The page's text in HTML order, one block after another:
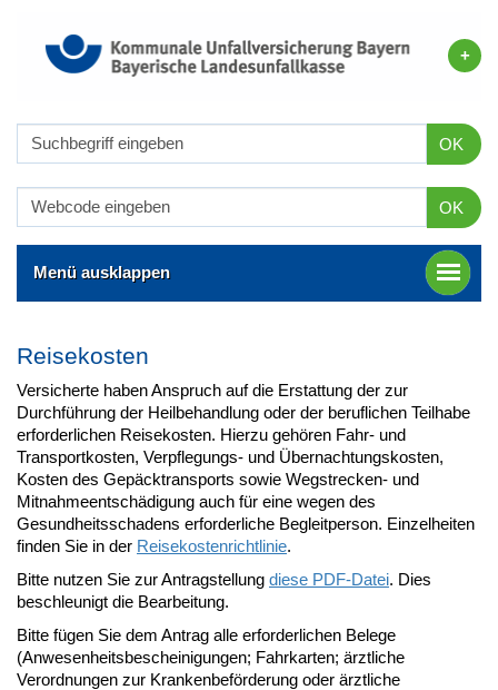
OK
OK
Menü ausklappen
Reisekosten
Versicherte haben Anspruch auf die Erstattung der zur
Durchführung der Heilbehandlung oder der beruflichen Teilhabe
erforderlichen Reisekosten. Hierzu gehören Fahr- und
Transportkosten, Verpflegungs- und Übernachtungskosten,
Kosten des Gepäcktransports sowie Wegstrecken- und
Mitnahmeentschädigung auch für eine wegen des
Gesundheitsschadens erforderliche Begleitperson. Einzelheiten
finden Sie in der Reisekostenrichtlinie.
Bitte nutzen Sie zur Antragstellung diese PDF-Datei. Dies
beschleunigt die Bearbeitung.
Bitte fügen Sie dem Antrag alle erforderlichen Belege
(Anwesenheitsbescheinigungen; Fahrkarten; ärztliche
Verordnungen zur Krankenbeförderung oder ärztliche